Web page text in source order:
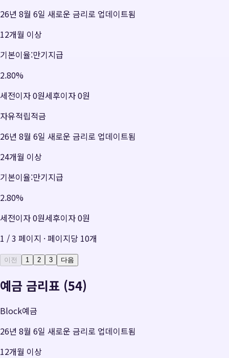
26년 8월 6일 새로운 금리로 업데이트됨
12개월 이상
기본이율:만기지급
2.80%
세전이자0원세후이자0원
자유적립적금
26년 8월 6일 새로운 금리로 업데이트됨
24개월 이상
기본이율:만기지급
2.80%
세전이자0원세후이자0원
1 /3 페이지 · 페이지당 10개
이전 1 2 3 다음
예금 금리표 (54)
Block예금
26년 8월 6일 새로운 금리로 업데이트됨
12개월 이상